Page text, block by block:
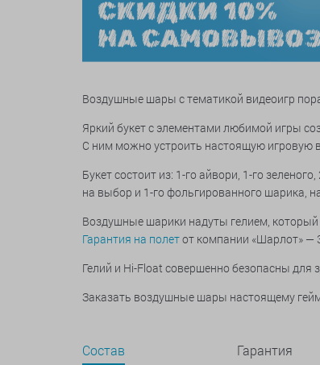
Воздушные шары с тематикой видеоигр
Яркий букет с элементами любимой игры
С ним можно устроить настоящую игровую
Букет состоит из: 1-го айвори, 1-го
на выбор и 1-го фольгированного шарика,
Воздушные шарики надуты гелием, который
Гарантия на полетот компании «Шарлот» —
Гелий и Hi-Float совершенно безопасны для
Заказать воздушные шары настоящему
Состав Гарантия